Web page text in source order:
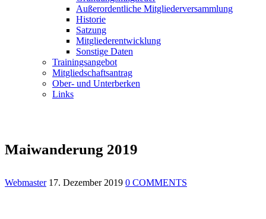
Außerordentliche Mitgliederversammlung
Historie
Satzung
Mitgliederentwicklung
Sonstige Daten
Trainingsangebot
Mitgliedschaftsantrag
Ober- und Unterberken
Links
Maiwanderung 2019
Webmaster 17. Dezember 2019 0 COMMENTS